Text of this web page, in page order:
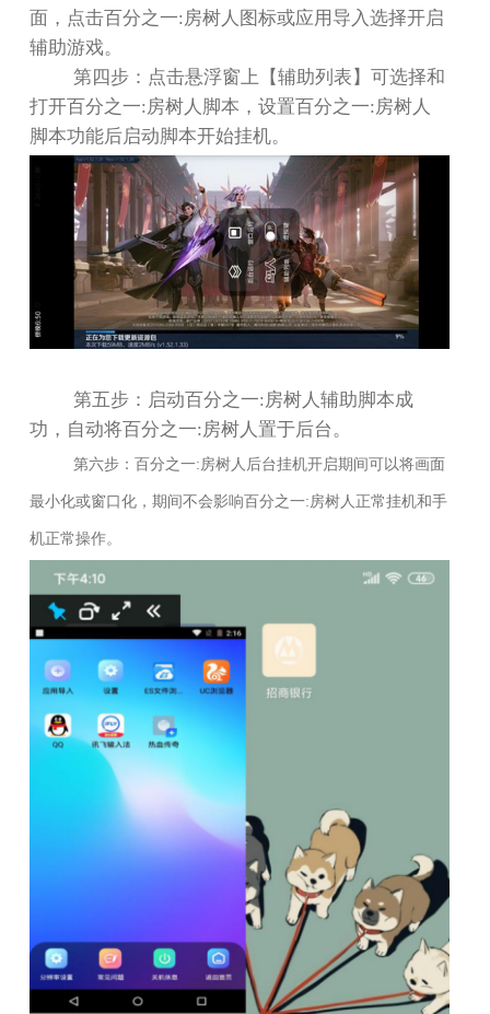
面，点击百分之一:房树人图标或应用导入选择开启
辅助游戏。
第四步：点击悬浮窗上【辅助列表】可选择和
打开百分之一:房树人脚本，设置百分之一:房树人
脚本功能后启动脚本开始挂机。
第五步：启动百分之一:房树人辅助脚本成
功，自动将百分之一:房树人置于后台。
第六步：百分之一: 房树人后台挂机开启期间可以将画面
最小化或窗口化，期间不会影响百分之一: 房树人正常挂机和手
机正常操作。